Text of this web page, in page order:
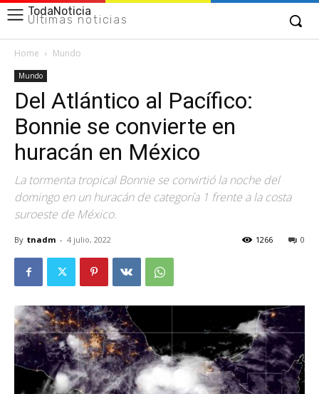
TodaNoticia
Últimas noticias
Home Mundo
Mundo
Del Atlántico al Pacífico:
Bonnie se convierte en
huracán en México
La tormenta tropical Bonnie se convirtió la noche del
domingo en un huracán de categoría 1 frente a la costa
suroeste de México.
By tnadm - 4 julio, 2022 0
1266